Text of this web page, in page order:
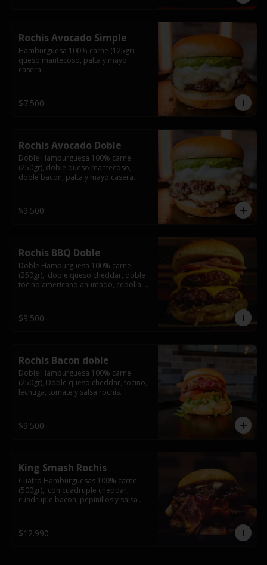
Rochis Avocado Simple
Hamburguesa 100% carne (125gr),
queso mantecoso, palta y mayo
casera.
$7.500
Rochis Avocado Doble
Doble Hamburguesa 100% carne
(250gr), doble queso mantecoso,
doble bacon, palta y mayo casera.
$9.500
Rochis BBQ Doble
Doble Hamburguesa 100% carne
(250gr),  doble queso cheddar, doble
tocino americano ahumado, cebolla
$9.500
Rochis Bacon doble
Doble Hamburguesa 100% carne
(250gr), Doble queso cheddar, tocino,
lechuga, tomate y salsa rochis.
$9.500
King Smash Rochis
Cuatro Hamburguesas 100% carne
(500gr),  con cuádruple cheddar,
cuadruple bacon, pepinillos y salsa
$12.990